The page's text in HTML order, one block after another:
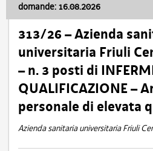
domande: 16.08.2026
313/26 – Azienda
universitaria Friuli
– n. 3 posti di
QUALIFICAZIONE –
personale di elevata
Azienda sanitaria universitaria Friuli